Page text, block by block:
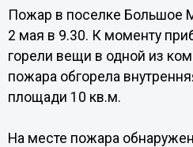
Пожар в поселке Большое
2 мая в 9.30. К моменту
горели вещи в одной из
пожара обгорела
площади 10 кв.м.
На месте пожара